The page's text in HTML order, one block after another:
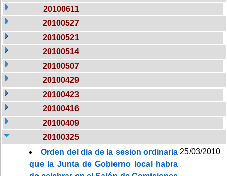
20100611
20100527
20100521
20100514
20100507
20100429
20100423
20100416
20100409
20100325
Orden del dia de la sesion ordinaria
que la Junta de Gobierno local habra
25/03/2010